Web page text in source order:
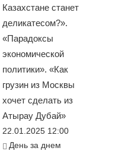
Казахстане станет
деликатесом?».
«Парадоксы
экономической
политики». «Как
грузин из Москвы
хочет сделать из
Атырау Дубай»
22.01.2025 12:00
День за днем